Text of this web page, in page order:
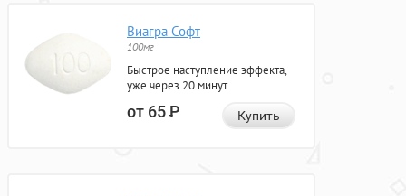
Виагра Софт
100мг
Быстрое наступление эффекта,
уже через 20 минут.
от 65Р Купить